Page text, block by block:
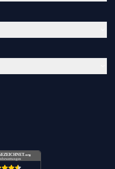
.org